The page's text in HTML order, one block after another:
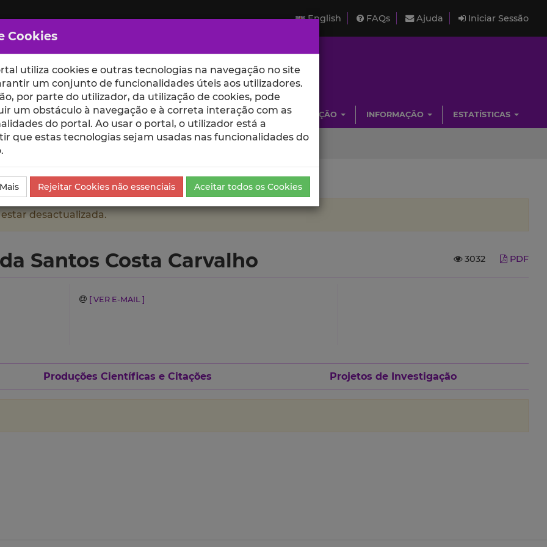
English FAQs Ajuda Iniciar Sessão
ESCOLAS UNIDADES INVESTIGAÇÃO INFORMAÇÃO ESTATÍSTICAS
Carvalho Currículo
desactualizada.
3032 PDF
Santos Costa Carvalho
[ VER E-MAIL ]
Produções Científicas e Citações Projetos de Investigação
Cookies
utiliza cookies e outras tecnologias na navegação no site
um conjunto de funcionalidades úteis aos utilizadores.
por parte do utilizador, da utilização de cookies, pode
um obstáculo à navegação e à correta interação com as
do portal. Ao usar o portal, o utilizador está a
que estas tecnologias sejam usadas nas funcionalidades do
Rejeitar Cookies não essenciais Aceitar todos os Cookies